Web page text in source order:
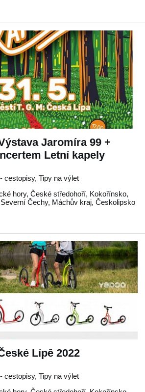
Jaromíra 99 +
Letní kapely
cestopisy, Tipy na výlet
hory, České středohoří, Kokořínsko,
Severní Čechy, Máchův kraj, Českolipsko
Lípě 2022
cestopisy, Tipy na výlet